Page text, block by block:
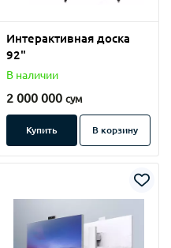
Интерактивная доска
92"
В наличии
2 000 000 сум
Купить В корзину